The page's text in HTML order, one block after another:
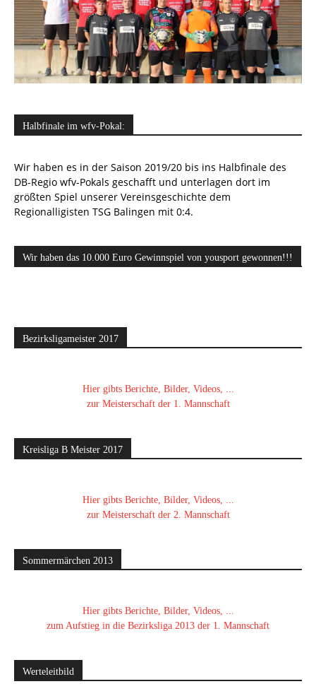
Halbfinale im wfv-Pokal:
Wir haben es in der Saison 2019/20 bis ins Halbfinale des
DB-Regio wfv-Pokals geschafft und unterlagen dort im
größten Spiel unserer Vereinsgeschichte dem
Regionalligisten TSG Balingen mit 0:4.
Wir haben das 10.000 Euro Gewinnspiel von yousport gewonnen!!!
Bezirksligameister 2017
Hier gibts Berichte, Bilder, Videos, ...
zur Meisterschaft der 1. Mannschaft
Kreisliga B Meister 2017
Hier gibts Berichte, Bilder, Videos, ...
zur Meisterschaft der 2. Mannschaft
Sommermärchen 2013
Hier gibts Berichte, Bilder, Videos, ...
zum Aufstieg in die Bezirksliga 2013 der 1. Mannschaft
Werteleitbild